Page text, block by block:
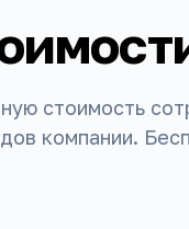
стоимость
компании.